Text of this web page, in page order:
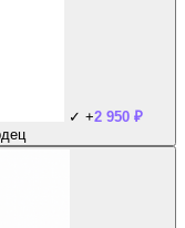
✓ +2 950 ₽